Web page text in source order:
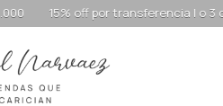
15% off por transferencia | o 3 cuotas